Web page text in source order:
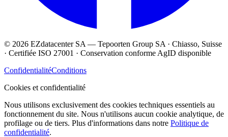
© 2026 EZdatacenter SA — Tepoorten Group SA · Chiasso, Suisse
· Certifiée ISO 27001 · Conservation conforme AgID disponible
ConfidentialitéConditions
Cookies et confidentialité
Nous utilisons exclusivement des cookies techniques essentiels au
fonctionnement du site. Nous n'utilisons aucun cookie analytique, de
profilage ou de tiers. Plus d'informations dans notre Politique de
confidentialité.